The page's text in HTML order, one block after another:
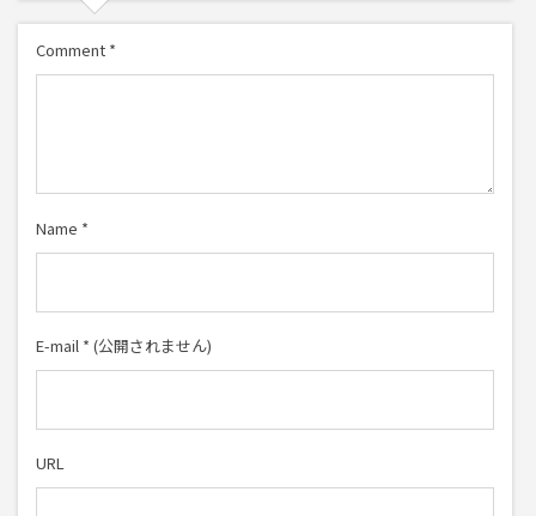
Comment *
Name *
E-mail * (公開されません)
URL